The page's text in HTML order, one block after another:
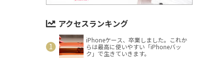
アクセスランキング
iPhoneケース、卒業しました。これか
らは最高に使いやすい「iPhoneバッ
ク」で生きていきます。